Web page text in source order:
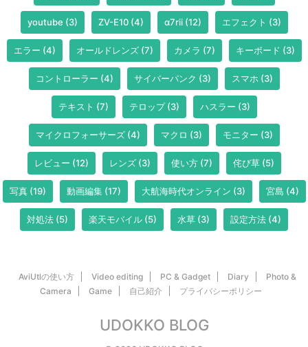
youtube (3) ZV-E10(4) α7rii(12) エフェクト (3)
エラー (4) オールドレンズ(7) カメラ (7) キーボード (3)
コントローラー (4) サイバーパンク (3) スマホ (3)
テキスト (7) テロップ(3) ハスラー (3)
マイクロフォーサーズ(4) マクロ (3) モニター (3)
レビュー (12) レンズ(3) 使い方(7) 侘び草(5)
写真(19) 動画編集(17) 大航海時代オンライン (3) 宮島 (4)
対処法 (5) 楽天モバイル (5) 水草 (3) 設定方法 (4)
AviUtlの使い方 Video editing PC & Gadget Diary
Photo &
Camera
Game 自己紹介 プライバシーポリシー
UDOKKO BLOG